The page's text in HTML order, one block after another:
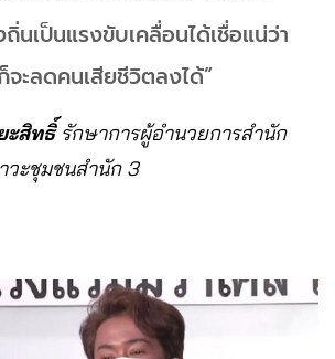
นเป็นแรงขับเคลื่อนได้เชื่อแน่ว่า
ะลดคนเสียชีวิตลงได้”
ะสิทธิ์ รักษาการผู้อำนวยการสำนัก
ะชุมชนสำนัก 3